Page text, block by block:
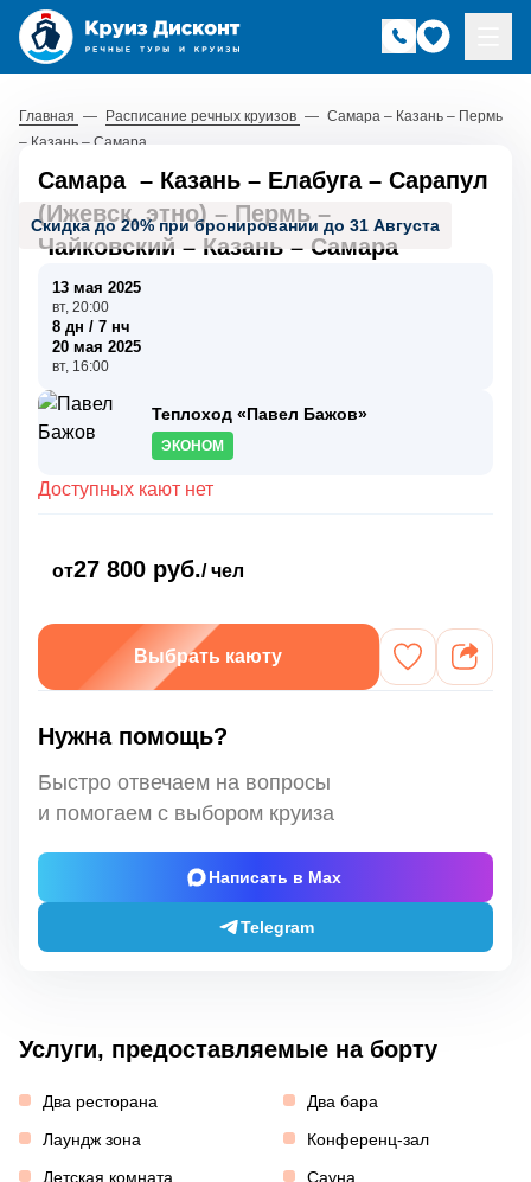
Главная — Расписание речных круизов — Самара – Казань – Пермь
– Казань – Самара
Скидка до 20% при бронировании до 31 Августа
Самара – Казань – Елабуга– Сарапул
(Ижевск, этно) – Пермь –
Чайковский – Казань – Самара
13 мая 2025
вт, 20:00
8 дн / 7 нч
20 мая 2025
вт, 16:00
Теплоход «Павел Бажов»
ЭКОНОМ
Доступных кают нет
от27 800 руб./ чел
Выбрать каюту
Нужна помощь?
Быстро отвечаем на вопросы
и помогаем с выбором круиза
Написать в Max
Telegram
Услуги, предоставляемые на борту
Два ресторана
Два бара
Лаундж зона
Конференц-зал
Детская комната
Сауна